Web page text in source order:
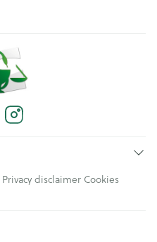
Privacy disclaimer Cookies